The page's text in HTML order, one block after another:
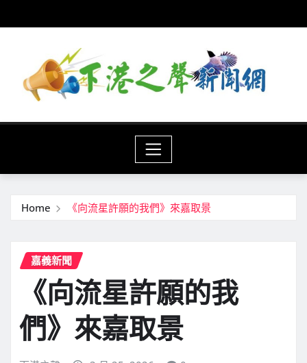
to
Home 《向流星許願的我們》來嘉取景
嘉義新聞
《向流星許願的我
們》來嘉取景